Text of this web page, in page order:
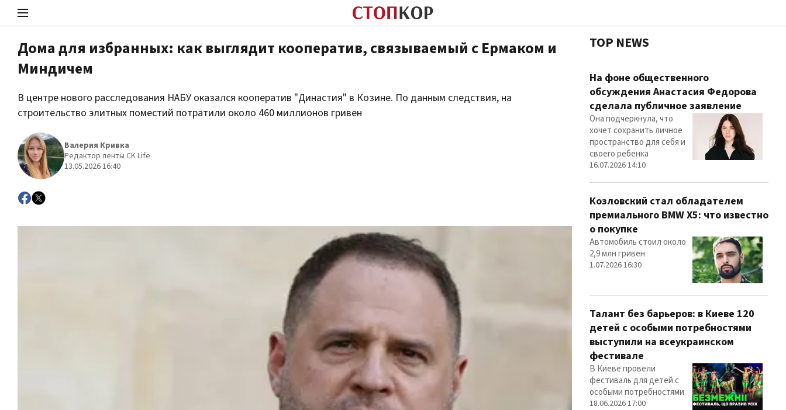
Стоп Политической Коррупции
Дома для избранных: как выглядит кооператив, связываемый с Ермаком и
Миндичем
В центре нового расследования НАБУ оказался кооператив "Династия" в Козине. По данным следствия, на
строительство элитных поместий потратили около 460 миллионов гривен
Валерия Кривка
Редактор ленты CK Life
13.05.2026 16:40
TOP NEWS
На фоне общественного
обсуждения Анастасия Федорова
сделала публичное заявление
Она подчеркнула, что
хочет сохранить личное
пространство для себя и
своего ребенка
16.07.2026 14:10
Козловский стал обладателем
премиального BMW X5: что известно
о покупке
Автомобиль стоил около
2,9 млн гривен
1.07.2026 16:30
Талант без барьеров: в Киеве 120
детей с особыми потребностями
выступили на всеукраинском
фестивале
В Киеве провели
фестиваль для детей с
особыми потребностями
18.06.2026 17:00